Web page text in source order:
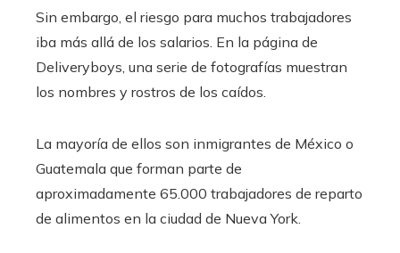
Sin embargo, el riesgo para muchos trabajadores
iba más allá de los salarios. En la página de
Deliveryboys, una serie de fotografías muestran
los nombres y rostros de los caídos.
La mayoría de ellos son inmigrantes de México o
Guatemala que forman parte de
aproximadamente 65.000 trabajadores de reparto
de alimentos en la ciudad de Nueva York.